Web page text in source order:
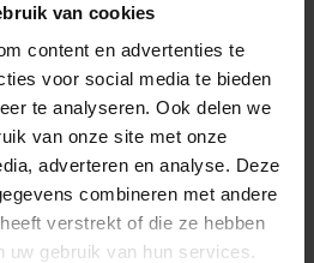
van cookies
content en advertenties te
voor social media te bieden
te analyseren. Ook delen we
van onze site met onze
adverteren en analyse. Deze
combineren met andere
verstrekt of die ze hebben
uw gebruik van hun services.